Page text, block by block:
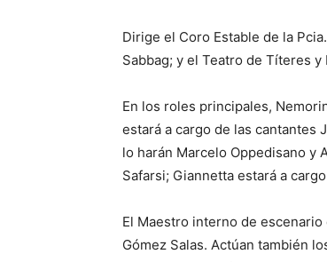
Dirige el Coro Estable de la
Sabbag; y el Teatro de Títeres
En los roles principales,
estará a cargo de las cantantes
lo harán Marcelo Oppedisano y
Safarsi; Giannetta estará a
El Maestro interno de
Gómez Salas. Actúan también